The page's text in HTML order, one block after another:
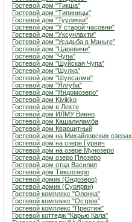
Гостевой дом "Тикша"
Гостевой дом "Типиницы"
Гостевой дом "Тууликки"
Гостевой дом "У старой часовни"
Гостевой дом "Уксунлахти"
Гостевой дом "Усадьба в Маньге"
Гостевой дом "Царевичи"
Гостевой дом "Чупа"
Гостевой дом "Шуйская Чупа"
Гостевой дом "Шулка"
Гостевой дом "Шуясалми"
Гостевой дом "Ялгуба"
Гостевой дом "Яндомозеро"
Гостевой дом Kivikko
Гостевой дом в Лехте
Гостевой дом ИЛМУ Виено
Гостевой дом Кашалиламба
Гостевой дом Кварцитный
Гостевой дом на Михайловских озерах
Гостевой дом на озере Гурвич
Гостевой дом на озере Мунозеро
Гостевой дом озеро Пяозеро
Гостевой дом отца Василия
Гостевой дом Тикшозеро
Гостевой домик (Ондозеро)
Гостевой домик (Суоярви)
Гостевой комплекс "Олонка"
Гостевой комплекс "Остров"
Гостевой комплекс "Престиж"
Гостевой коттедж "Карью Кала"